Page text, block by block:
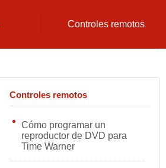
Controles remotos
Controles remotos
Cómo programar un
reproductor de DVD para
Time Warner